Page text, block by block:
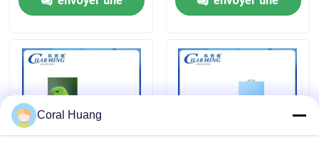
nouvelles
Demande de soumission
Affichage de mur vidéo LED
Lumière pour location
professionnelle
500x500mm pour une
publicité dynamique
Coral Huang